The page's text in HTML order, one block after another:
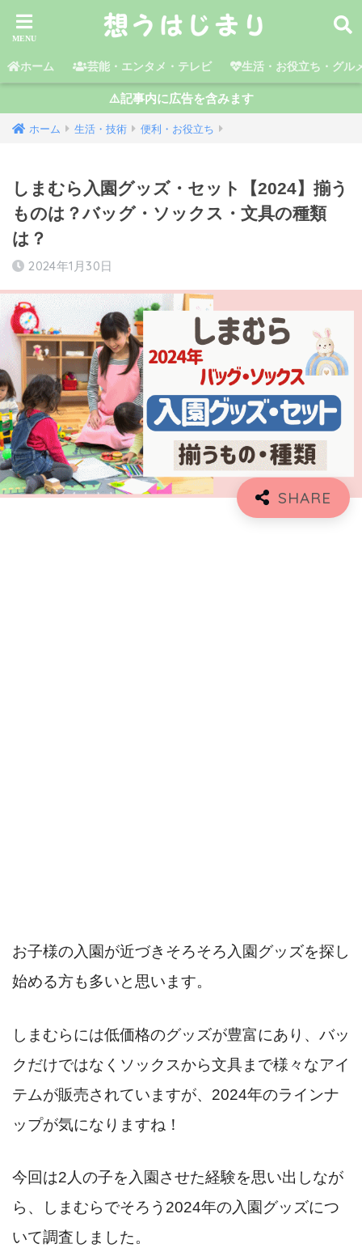
ホーム 芸能・エンタメ・テレビ 生活・お役立ち・グル
⚠️記事内に広告を含みます
ホーム 生活・技術 便利・お役立ち
しまむら入園グッズ・セット【2024】揃う
ものは？バッグ・ソックス・文具の種類
は？
2024年1月30日
お子様の入園が近づきそろそろ入園グッズを探し
始める方も多いと思います。
しまむらには低価格のグッズが豊富にあり、バッ
クだけではなくソックスから文具まで様々なアイ
テムが販売されていますが、2024年のラインナ
ップが気になりますね！
今回は2人の子を入園させた経験を思い出しなが
ら、しまむらでそろう2024年の入園グッズにつ
いて調査しました。